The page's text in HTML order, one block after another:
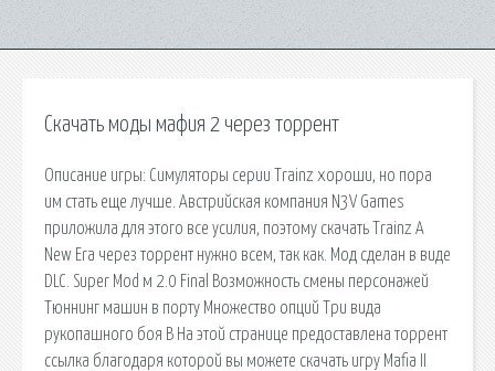
Скачать моды мафия 2 через торрент
Описание игры: Симуляторы серии Trainz хороши, но пора
им стать еще лучше. Австрийская компания N3V Games
приложила для этого все усилия, поэтому скачать Trainz A
New Era через торрент нужно всем, так как. Мод сделан в виде
DLC. Super Mod м 2.0 Final Возможность смены персонажей
Тюннинг машин в порту Множество опций Три вида
рукопашного боя В На этой странице предоставлена торрент
ссылка благодаря которой вы можете скачать игру Mafia II